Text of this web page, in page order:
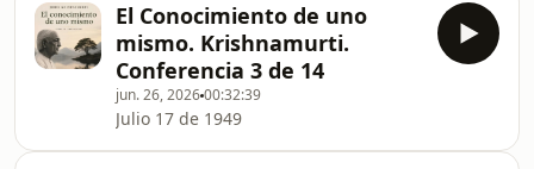
El Conocimiento de uno
mismo. Krishnamurti.
Conferencia 3 de 14
jun. 26, 202600:32:39
Julio 17 de 1949